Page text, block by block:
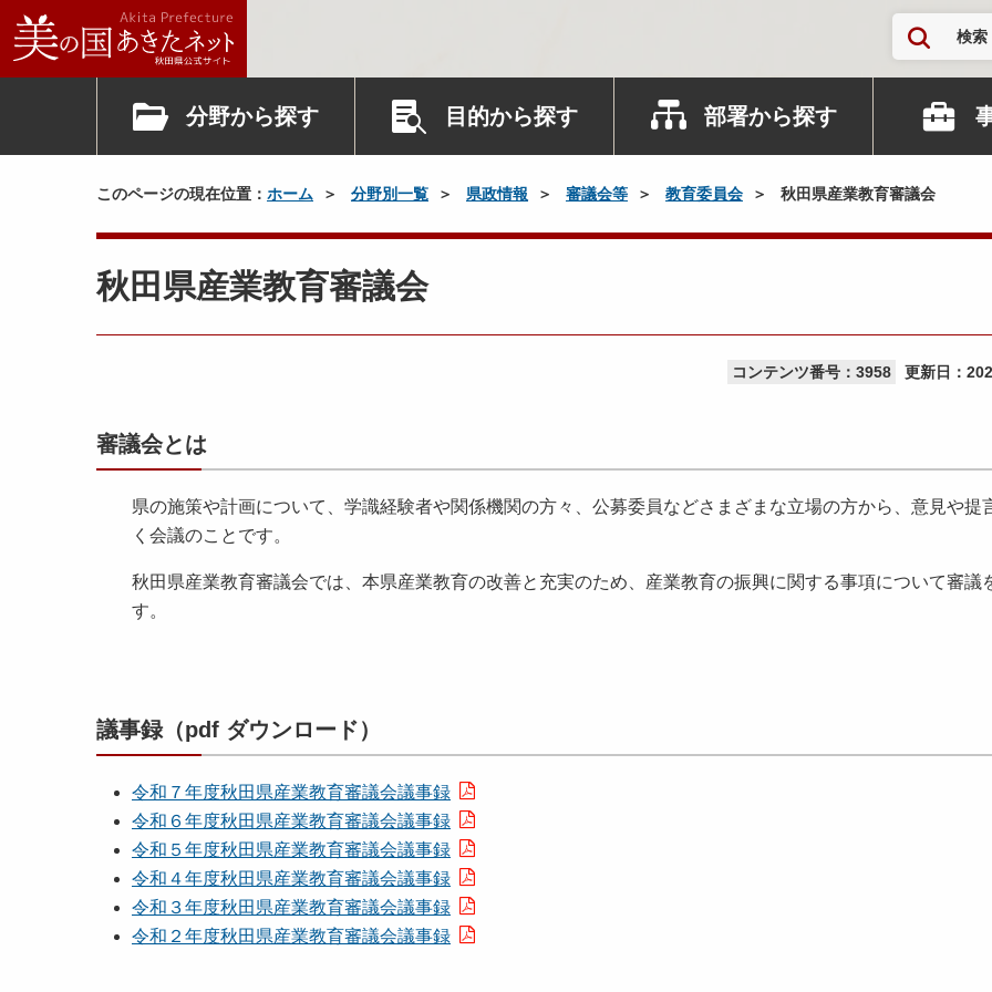
検索
分野から探す 目的から探す 部署から探す
このページの現在位置： ホーム 分野別一覧 県政情報 審議会等 教育委員会 秋田県産業教育審議会
秋田県産業教育審議会
コンテンツ番号：3958 更新日：
審議会とは
県の施策や計画について、学識経験者や関係機関の方々、公募委員などさまざまな立場の方から、意見や提
く会議のことです。
秋田県産業教育審議会では、本県産業教育の改善と充実のため、産業教育の振興に関する事項について審議
す。
議事録（pdf ダウンロード）
令和７年度秋田県産業教育審議会議事録
令和６年度秋田県産業教育審議会議事録
令和５年度秋田県産業教育審議会議事録
令和４年度秋田県産業教育審議会議事録
令和３年度秋田県産業教育審議会議事録
令和２年度秋田県産業教育審議会議事録